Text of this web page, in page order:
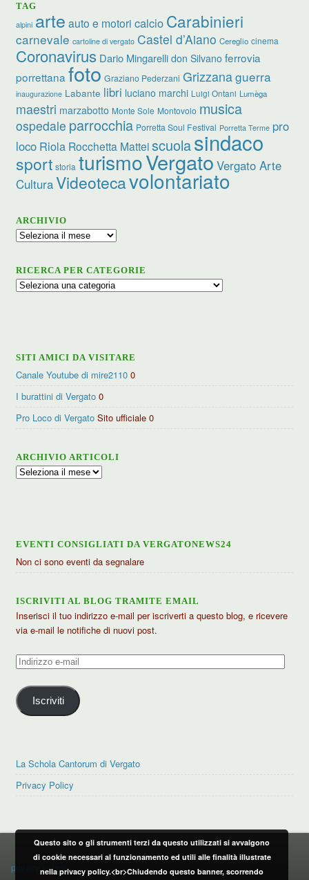
TAG
alpini arte auto e motori calcio Carabinieri
carnevale cartoline di vergato Castel d’Aiano Cereglio cinema
Coronavirus Dario Mingarelli don Silvano ferrovia
porrettanafoto Graziano Pederzani Grizzanaguerra
inaugurazione Labante libri luciano marchi Luigi Ontani Lumèga
maestri marzabotto Monte Sole Montovolo musica
ospedale parrocchia Porretta Soul Festival Porretta Terme pro
loco Riola Rocchetta Matteiscuolasindaco
sport storia turismoVergato Vergato Arte
CulturaVideotecavolontariato
ARCHIVIO
Archivio
RICERCA PER CATEGORIE
Ricerca
SITI AMICI DA VISITARE
Canale Youtube di mire2110 0
I burattini di Vergato 0
Pro Loco di Vergato Sito ufficiale 0
ARCHIVIO ARTICOLI
Archivio
EVENTI CONSIGLIATI DA VERGATONEWS24
Non ci sono eventi da segnalare
ISCRIVITI AL BLOG TRAMITE EMAIL
Inserisci il tuo indirizzo e-mail per iscriverti a questo blog, e ricevere
via e-mail le notifiche di nuovi post.
Indirizzo
mail
Iscriviti
La Schola Cantorum di Vergato
Privacy Policy
PRIVACY POLICY
privacy policy
Questo sito o gli strumenti terzi da questo utilizzati si avvalgono
di cookie necessari al funzionamento ed utili alle finalità illustrate
nella privacy policy.<br>Chiudendo questo banner, scorrendo